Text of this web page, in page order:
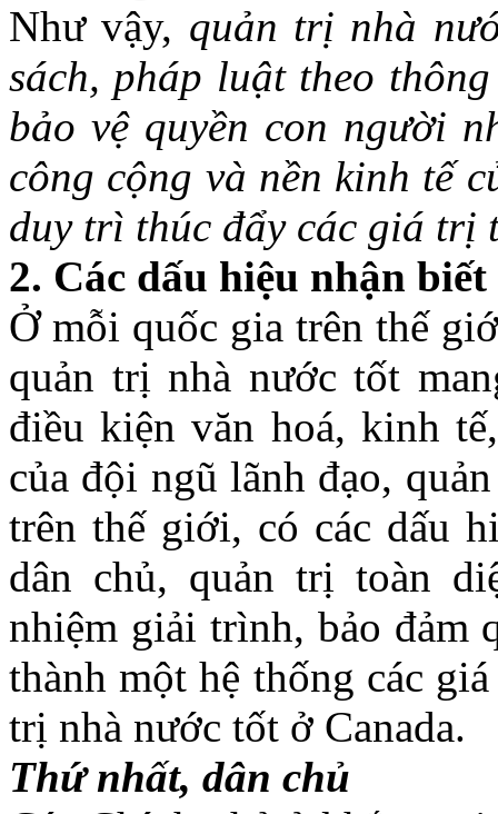
Như vậy, quản trị nhà
sách, pháp luật theo
bảo vệ quyền con người
công cộng và nền kinh tế
duy trì thúc đẩy các giá trị
2. Các dấu hiệu nhận
Ở mỗi quốc gia trên thế
quản trị nhà nước tốt
điều kiện văn hoá, kinh
của đội ngũ lãnh đạo,
trên thế giới, có các dấu
dân chủ, quản trị toàn
nhiệm giải trình, bảo đảm
thành một hệ thống các
trị nhà nước tốt ở Canada.
Thứ nhất, dân chủ